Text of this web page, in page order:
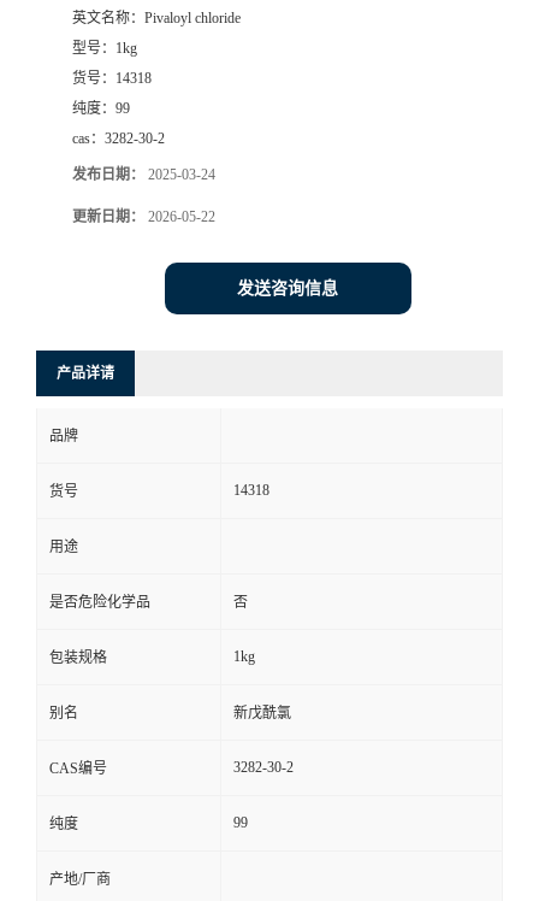
英文名称： Pivaloyl chloride
型号： 1kg
货号： 14318
纯度： 99
cas： 3282-30-2
发布日期： 2025-03-24
更新日期： 2026-05-22
发送咨询信息
产品详请
品牌
货号 14318
用途
是否危险化学品 否
包装规格 1kg
别名 新戊酰氯
CAS编号 3282-30-2
纯度 99
产地/厂商